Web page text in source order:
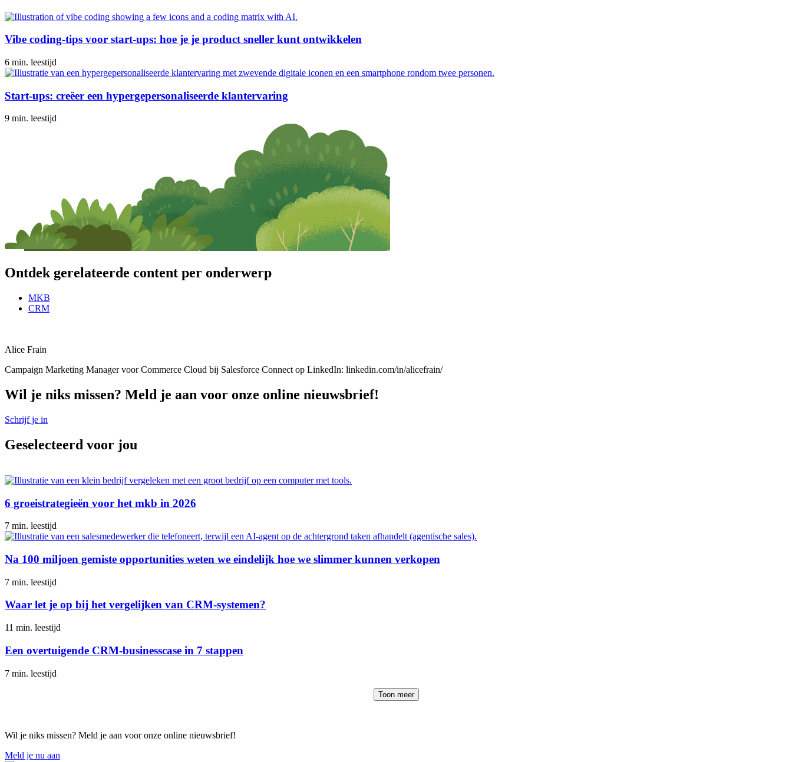
Vibe coding-tips voor start-ups: hoe je je product sneller kunt ontwikkelen
6 min. leestijd
Start-ups: creëer een hypergepersonaliseerde klantervaring
9 min. leestijd
Ontdek gerelateerde content per onderwerp
MKB
CRM
Alice Frain
Campaign Marketing Manager voor Commerce Cloud bij Salesforce Connect op LinkedIn: linkedin.com/in/alicefrain/
Wil je niks missen? Meld je aan voor onze online nieuwsbrief!
Schrijf je in
Geselecteerd voor jou
6 groeistrategieën voor het mkb in 2026
7 min. leestijd
Na 100 miljoen gemiste opportunities weten we eindelijk hoe we slimmer kunnen verkopen
7 min. leestijd
Waar let je op bij het vergelijken van CRM-systemen?
11 min. leestijd
Een overtuigende CRM-businesscase in 7 stappen
7 min. leestijd
Toon meer
Wil je niks missen? Meld je aan voor onze online nieuwsbrief!
Meld je nu aan